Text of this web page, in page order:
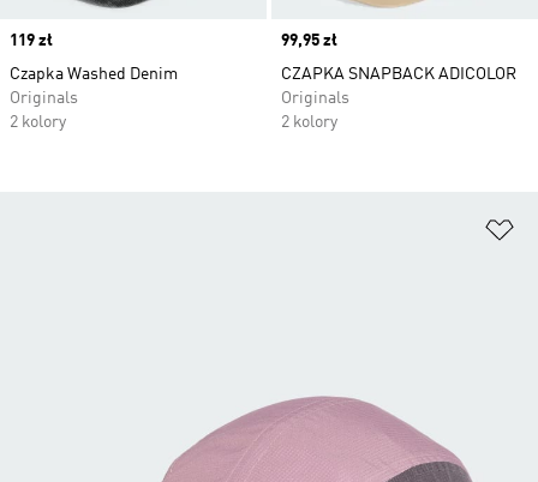
Price
119 zł
Czapka Washed Denim
Originals
2 kolory
Price
99,95 zł
CZAPKA SNAPBACK ADICOLOR
Originals
2 kolory